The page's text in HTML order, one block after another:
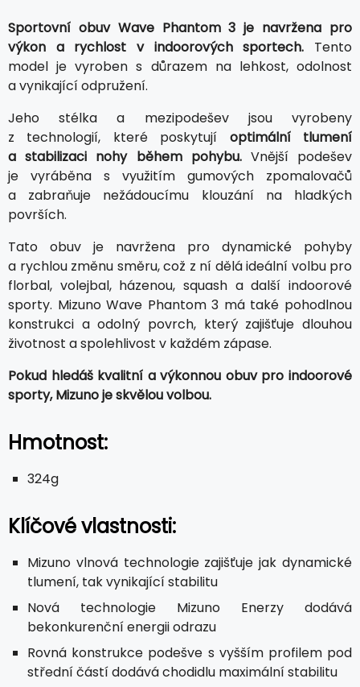
Sportovní obuv Wave Phantom 3 je navržena pro
výkon a rychlost v indoorových sportech. Tento
model je vyroben s důrazem na lehkost, odolnost
a vynikající odpružení.
Jeho stélka a mezipodešev jsou vyrobeny
z technologií, které poskytují optimální tlumení
a stabilizaci nohy během pohybu.Vnější podešev
je vyráběna s využitím gumových zpomalovačů
a zabraňuje nežádoucímu klouzání na hladkých
površích.
Tato obuv je navržena pro dynamické pohyby
a rychlou změnu směru, což z ní dělá ideální volbu pro
florbal, volejbal, házenou, squash a další indoorové
sporty. Mizuno Wave Phantom 3 má také pohodlnou
konstrukci a odolný povrch, který zajišťuje dlouhou
životnost a spolehlivost v každém zápase.
Pokud hledáš kvalitní a výkonnou obuv pro indoorové
sporty, Mizuno je skvělou volbou.
Hmotnost:
324g
Klíčové vlastnosti:
Mizuno vlnová technologie zajišťuje jak dynamické
tlumení, tak vynikající stabilitu
Nová technologie Mizuno Enerzy dodává
bekonkurenční energii odrazu
Rovná konstrukce podešve s vyšším profilem pod
střední částí dodává chodidlu maximální stabilitu